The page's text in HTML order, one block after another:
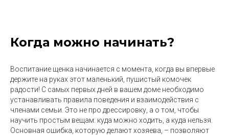
Когда можно начинать?
Воспитание щенка начинается с момента, когда вы впервые
держите на руках этот маленький, пушистый комочек
радости! С самых первых дней в вашем доме необходимо
устанавливать правила поведения и взаимодействия с
членами семьи. Это не про дрессировку, а о том, чтобы
научить простым вещам: куда можно ходить, а куда нельзя.
Основная ошибка, которую делают хозяева, – позволяют